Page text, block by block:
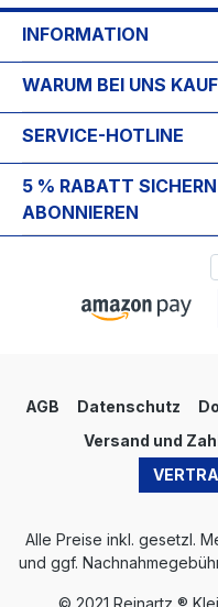
INFORMATION
WARUM BEI UNS
SERVICE-HOTLINE
5 % RABATT
ABONNIEREN
AGB Datenschutz
Versand und
Alle Preise inkl. gesetzl.
und ggf.